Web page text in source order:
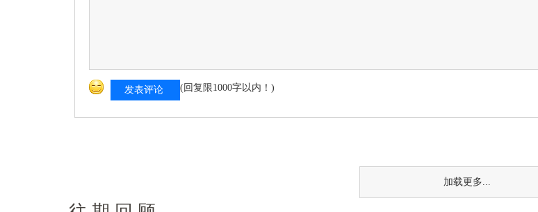
发表评论 (回复限1000字以内！)
加载更多...